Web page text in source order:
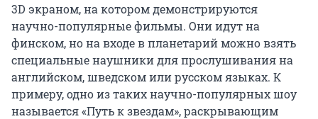
3D экраном, на котором демонстрируются
научно-популярные фильмы. Они идут на
финском, но на входе в планетарий можно взять
специальные наушники для прослушивания на
английском, шведском или русском языках. К
примеру, одно из таких научно-популярных шоу
называется «Путь к звездам», раскрывающим